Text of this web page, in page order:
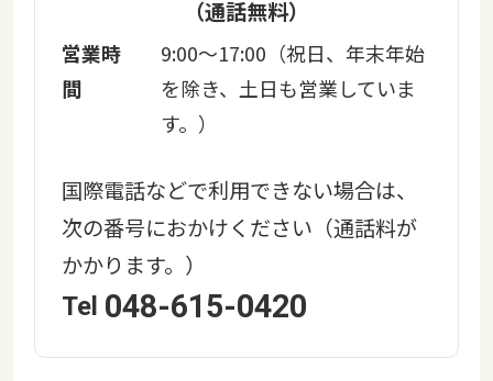
（通話無料）
営業時
間
9:00～17:00（祝日、年末年始
を除き、土日も営業していま
す。）
国際電話などで利用できない場合は、
次の番号におかけください（通話料が
かかります。）
048-615-0420